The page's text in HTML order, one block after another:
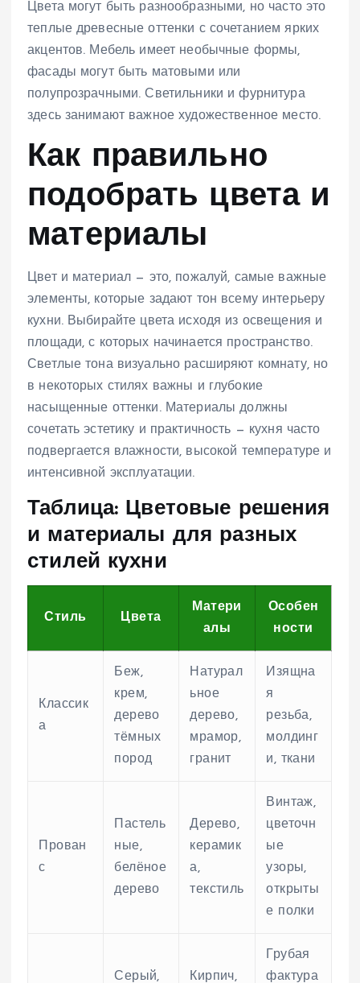
Цвета могут быть разнообразными, но часто это
теплые древесные оттенки с сочетанием ярких
акцентов. Мебель имеет необычные формы,
фасады могут быть матовыми или
полупрозрачными. Светильники и фурнитура
здесь занимают важное художественное место.
Как правильно
подобрать цвета и
материалы
Цвет и материал — это, пожалуй, самые важные
элементы, которые задают тон всему интерьеру
кухни. Выбирайте цвета исходя из освещения и
площади, с которых начинается пространство.
Светлые тона визуально расширяют комнату, но
в некоторых стилях важны и глубокие
насыщенные оттенки. Материалы должны
сочетать эстетику и практичность — кухня часто
подвергается влажности, высокой температуре и
интенсивной эксплуатации.
Таблица: Цветовые решения
и материалы для разных
стилей кухни
Стиль Цвета
Матери
алы
Особен
ности
Классик
а
Беж,
крем,
дерево
тёмных
пород
Натурал
ьное
дерево,
мрамор,
гранит
Изящна
я
резьба,
молдинг
и, ткани
Прован
с
Пастель
ные,
белёное
дерево
Дерево,
керамик
а,
текстиль
Винтаж,
цветочн
ые
узоры,
открыты
е полки
Серый, Кирпич,
Грубая
фактура